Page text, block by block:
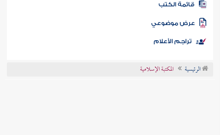
المكتبة
الكتب
موضوعي
تراجم الأعلام
الرئيسية المكتبة الإسلامية